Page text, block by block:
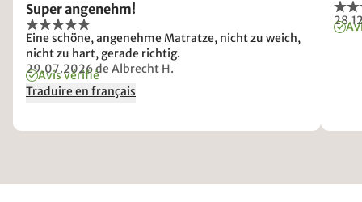
Super angenehm!
Eine schöne, angenehme Matratze, nicht zu weich,
nicht zu hart, gerade richtig.
29.07.2026de Albrecht H.
Avis vérifié
Traduire en français